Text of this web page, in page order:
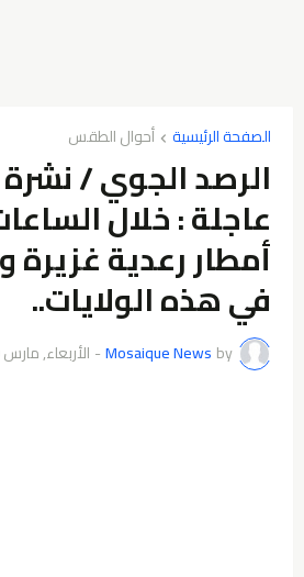
الصفحة الرئيسية أحوال الطقس
الرصد الجوي /
عاجلة : خلال
أمطار رعدية غزيرة
في هذه الولايات..
by
Mosaique News
- الأربعاء, مارس 30, 2022